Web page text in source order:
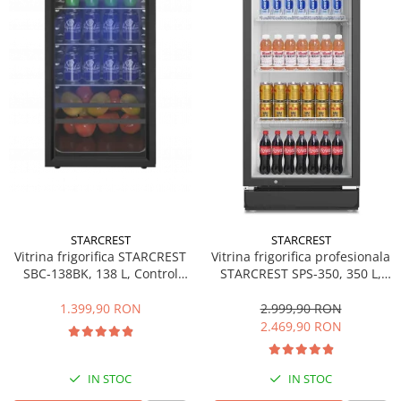
Cuptoare cu microunde
Cuptoare cu microunde
Hote de bucatarie
Incorporabile
Aparate frigorifice incorporabile
Plite incorporabile
Masini spalat vase
Plite standard
Vitrine frigorifice
STARCREST
Vitrina frigorifica STARCREST
SBC-138BK, 138 L, Control
cm, Negru
1.399,90 RON
IN STOC
STARCREST
Vitrina frigorifica profesionala
STARCREST SPS-350, 350 L,
LED, H 194.5 cm, Negru
2.999,90 RON
2.469,90 RON
IN STOC